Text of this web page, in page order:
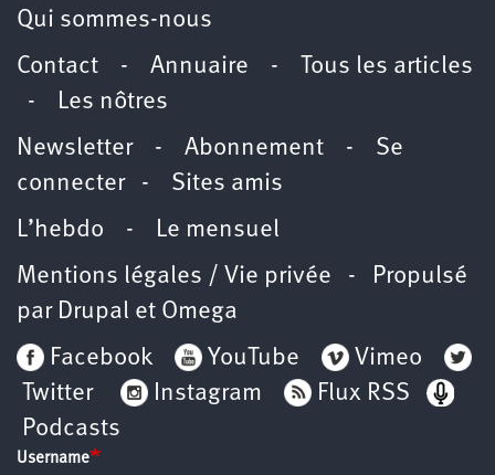
Qui sommes-nous
Contact - Annuaire -
Tous les articles
- Les nôtres
Newsletter- Abonnement - Se
connecter- Sites amis
L’hebdo - Le mensuel
Mentions légales / Vie privée - Propulsé
par Drupal et Omega
Facebook
YouTube
Vimeo
Twitter
Instagram
Flux RSS
Podcasts
Username